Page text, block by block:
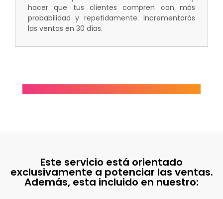
hacer que tus clientes compren con más
probabilidad y repetidamente. Incrementarás
las ventas en 30 días.
Este servicio está orientado
exclusivamente a potenciar las ventas.
Además, esta incluido en nuestro: